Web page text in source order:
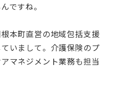
ですね。
本町直営の地域包括支援
いまして。介護保険のプ
マネジメント業務も担当